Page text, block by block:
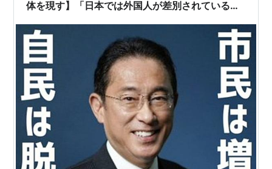
体を現す】「日本では外国人が差別されている」